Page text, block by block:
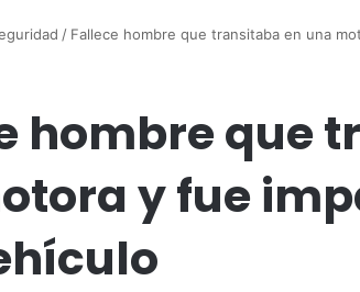
/ Fallece hombre que transitaba en una
hombre que
y fue